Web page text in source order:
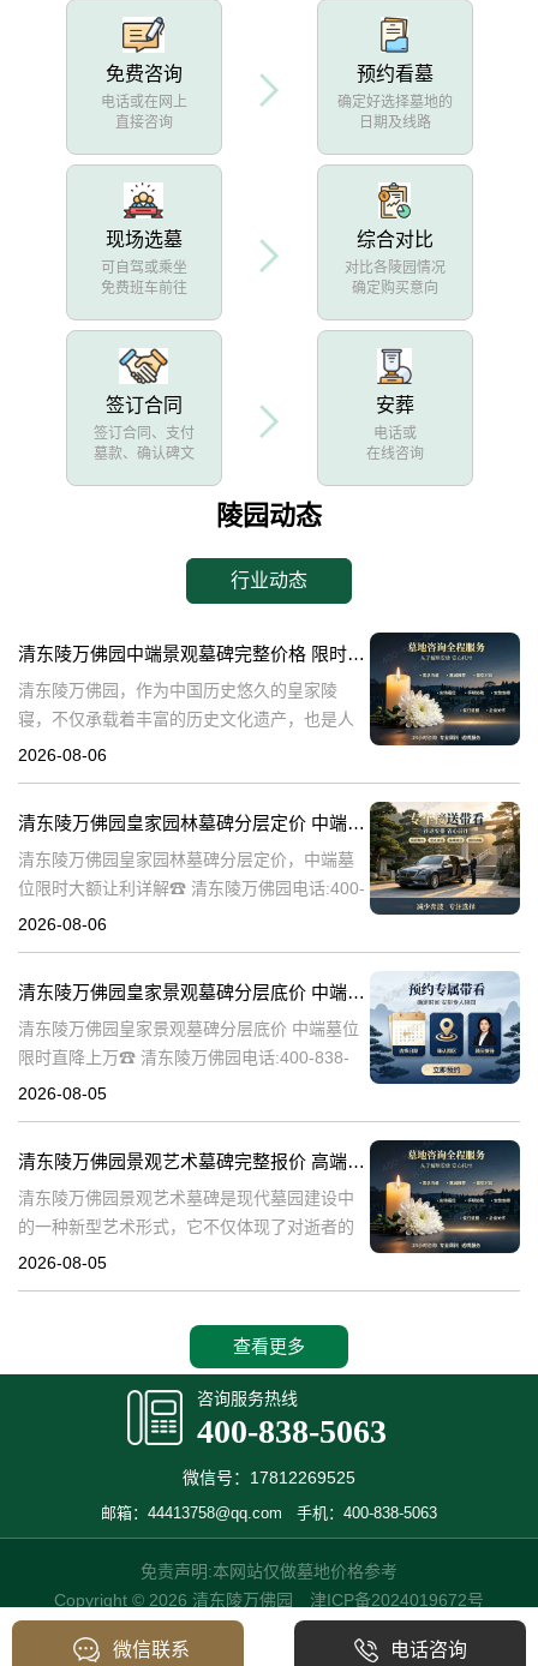
免费咨询
电话或在网上
直接咨询
预约看墓
确定好选择墓地的
日期及线路
现场选墓
可自驾或乘坐
免费班车前往
综合对比
对比各陵园情况
确定购买意向
签订合同
签订合同、支付
墓款、确认碑文
安葬
电话或
在线咨询
陵园动态
行业动态
清东陵万佛园中端景观墓碑完整价格 限时减免多年管理费详解
清东陵万佛园，作为中国历史悠久的皇家陵
寝，不仅承载着丰富的历史文化遗产，也是人
们缅怀先人、寄托哀思的重要场所。近年来，
清
2026-08-06
清东陵万佛园皇家园林墓碑分层定价 中端墓位限时大额让利详解
清东陵万佛园皇家园林墓碑分层定价，中端墓
位限时大额让利详解☎ 清东陵万佛园电话:400-
838-5063清东陵万佛园，作为中国历史上著名
2026-08-06
清东陵万佛园皇家景观墓碑分层底价 中端墓位限时直降上万
清东陵万佛园皇家景观墓碑分层底价 中端墓位
限时直降上万☎ 清东陵万佛园电话:400-838-
5063清东陵万佛园，作为中国历史上著名的皇
2026-08-05
清东陵万佛园景观艺术墓碑完整报价 高端墓型大额直降活动详解
清东陵万佛园景观艺术墓碑是现代墓园建设中
的一种新型艺术形式，它不仅体现了对逝者的
尊重和缅怀，更是一种文化艺术的传承。本文
2026-08-05
查看更多
咨询服务热线
400-838-5063
微信号：17812269525
邮箱：44413758@qq.com 手机：400-838-5063
免责声明:本网站仅做墓地价格参考
Copyright © 2026 清东陵万佛园 津ICP备2024019672号
微信联系 电话咨询